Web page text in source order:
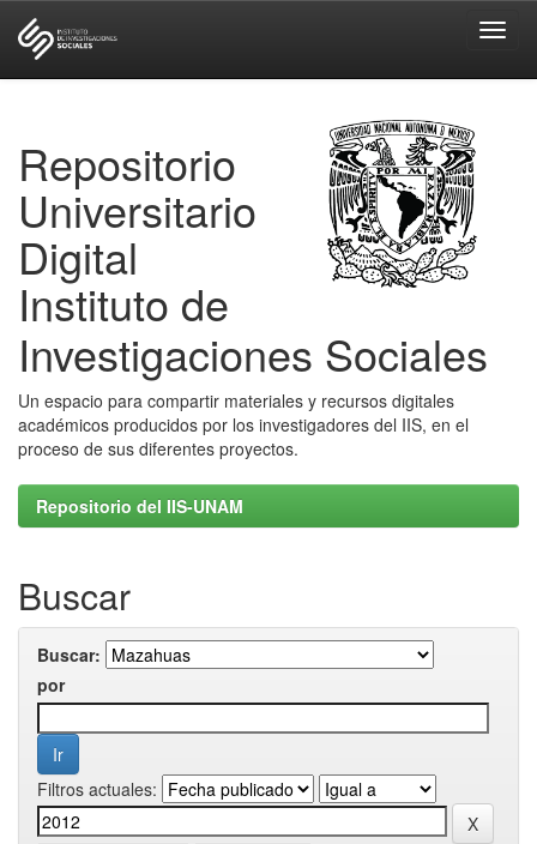
Repositorio
Universitario
Digital
Instituto de
Investigaciones Sociales
Un espacio para compartir materiales y recursos digitales
académicos producidos por los investigadores del IIS, en el
proceso de sus diferentes proyectos.
Repositorio del IIS-UNAM
Buscar
Buscar:
por
Filtros actuales: